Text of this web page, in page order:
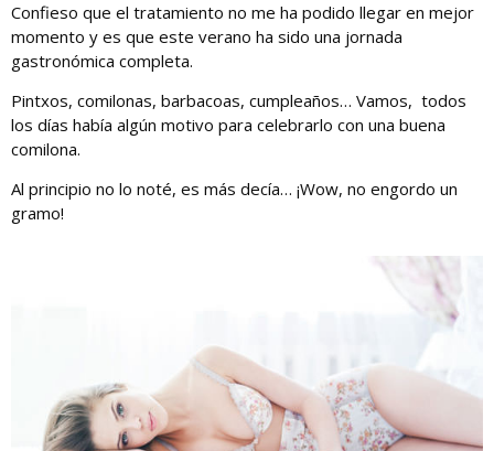
Confieso que el tratamiento no me ha podido llegar en mejor
momento y es que este verano ha sido una jornada
gastronómica completa.
Pintxos, comilonas, barbacoas, cumpleaños… Vamos, todos
los días había algún motivo para celebrarlo con una buena
comilona.
Al principio no lo noté, es más decía… ¡Wow, no engordo un
gramo!